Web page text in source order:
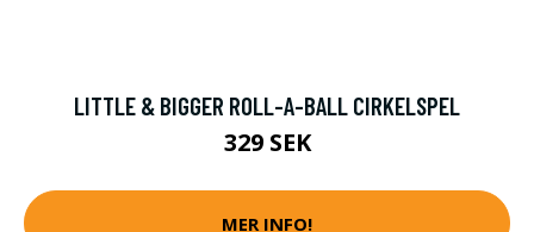
LITTLE & BIGGER ROLL-A-BALL CIRKELSPEL
329 SEK
MER INFO!